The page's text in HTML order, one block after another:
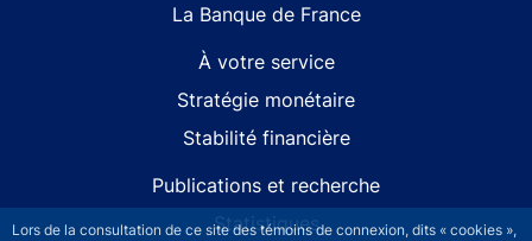
Lors de la consultation de ce site des témoins de connexion, dits « cookies »,
La Banque de France
À votre service
Stratégie monétaire
Stabilité financière
Publications et recherche
Statistiques